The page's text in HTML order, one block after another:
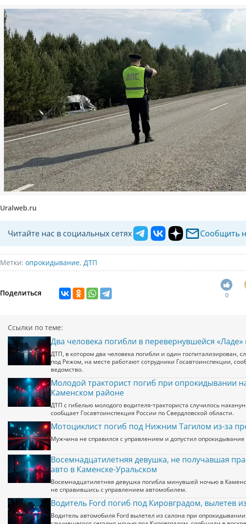
Uralweb.ru
Читайте нас в социальных сетях Сообщить
Метки: опрокидывание, ДТП
Поделиться 0
Ссылки по теме:
Два человека погибли в перевернувшейся
ДТП, в котором два человека погибли и один госпитализирован,
под Режом, на месте работают сотрудники Госавтоинспекции,
ведомство.
Молодой тракторист погиб при опрокидывании
Каменском районе
ДТП с гибелью молодого водителя-тракториста случилось
сообщает Госавтоинспекция России по Свердловской области.
Мотоциклист погиб под Нижним Тагилом из-за
Мужчина не справился с управлением и допустил
Восемнадцатилетняя девушка, не получавшая
авто в Каменске-Уральском
Восемнадцатилетняя девушка погибла минувшей ночью в
не справившись с управлением автомобилем.
Водитель Ford погиб под Кировградом, вылетев
Водитель автомобиля Ford вылетел из салона при